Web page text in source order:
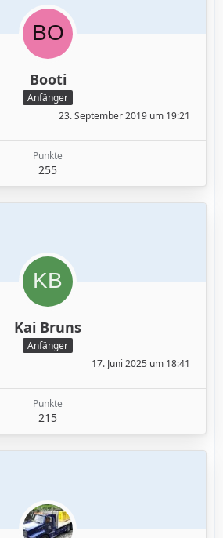
Booti
Anfänger
23. September 2019 um 19:21
Punkte
255
Kai Bruns
Anfänger
17. Juni 2025 um 18:41
Punkte
215